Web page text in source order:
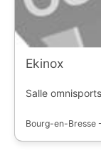
Ekinox
Salle
Bourg-en-Bresse